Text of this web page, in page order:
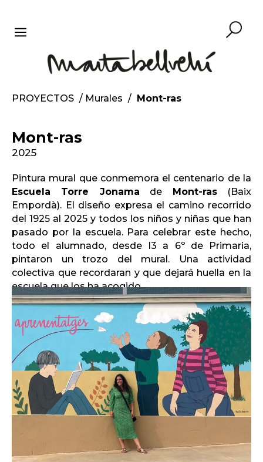
contenido
MENÚ
PROYECTOS / Murales / Mont-ras
Mont-ras
2025
Pintura mural que conmemora el centenario de la
Escuela Torre Jonama de Mont-ras(Baix
Empordà). El diseño expresa el camino recorrido
del 1925 al 2025 y todos los niños y niñas que han
pasado por la escuela. Para celebrar este hecho,
todo el alumnado, desde I3 a 6º de Primaria,
pintaron un trozo del mural. Una actividad
colectiva que recordaran y que dejará huella en la
escuela que los ha acogido.